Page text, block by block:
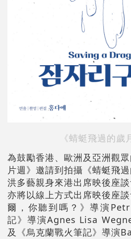
《蜻蜓飛過的歲
為鼓勵香港、歐洲及亞洲觀
片週》邀請到拍攝《蜻蜓飛
洪多藝親身來港出席映後座
亦將以線上方式出席映後座
爾，你聽到嗎？》導演
記》導演Agnes Lisa
及《烏克蘭戰火筆記》導演